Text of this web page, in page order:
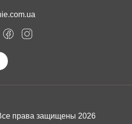
права защищены 2026